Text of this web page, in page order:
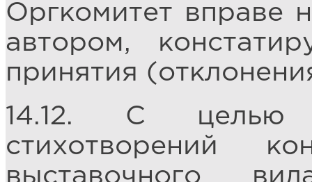
Оргкомитет вправе
автором,
принятия
14.12. С целью
стихотворений
выставочного